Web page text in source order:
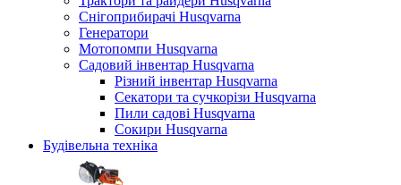
Снігоприбирачі Husqvarna
Генератори
Мотопомпи Husqvarna
Садовий інвентар Husqvarna
Різний інвентар Husqvarna
Секатори та сучкорізи Husqvarna
Пили садові Husqvarna
Сокири Husqvarna
Будівельна техніка